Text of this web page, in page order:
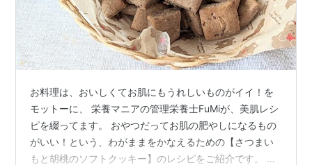
お料理は、おいしくてお肌にもうれしいものがイイ！を
モットーに、 栄養マニアの管理栄養士FuMiが、美肌レシ
ピを綴ってます。 おやつだってお肌の肥やしになるもの
がいい！という、わがままをかなえるための【さつまい
もと胡桃のソフトクッキー】のレシピをご紹介です。 お